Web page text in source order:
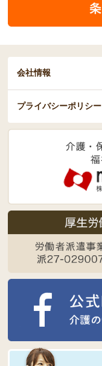
会社情報
プライバシーポリシー